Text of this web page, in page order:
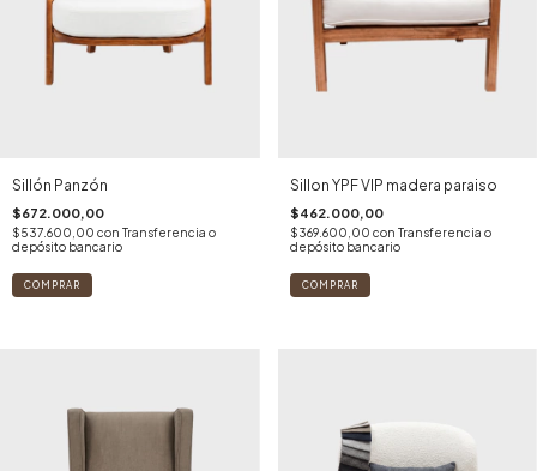
Sillón Panzón
$672.000,00
$537.600,00 con Transferencia o
depósito bancario
Sillon YPF VIP madera paraiso
$462.000,00
$369.600,00 con Transferencia o
depósito bancario